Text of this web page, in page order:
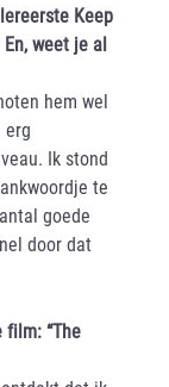
Keep
weet je al
hem wel
erg
Ik stond
te
goede
door dat
“The